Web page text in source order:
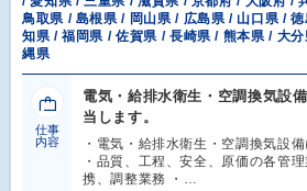
鳥取県 / 島根県 / 岡山県 / 広島県 / 山口県 /
知県 / 福岡県 / 佐賀県 / 長崎県 / 熊本県 / 大
縄県
仕事
内容
電気・給排水衛生・空調換気設
当します。
・電気・給排水衛生・空調換気設
・品質、工程、安全、原価の各管
携、調整業務 ・…